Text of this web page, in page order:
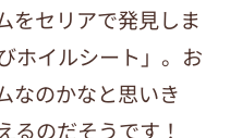
をセリアで発見しま
ホイルシート」。お
なのかなと思いき
るのだそうです！